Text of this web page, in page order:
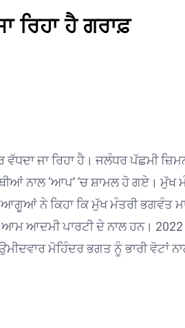
ਰਿਹਾ ਹੈ ਗਰਾਫ਼
ਜਾ ਰਿਹਾ ਹੈ। ਜਲੰਧਰ ਪੱਛਮੀ
ਨਾਲ ‘ਆਪ’ ’ਚ ਸ਼ਾਮਲ ਹੋ ਗਏ।
ਨੇ ਕਿਹਾ ਕਿ ਮੁੱਖ ਮੰਤਰੀ ਭਗਵੰਤ
ਆਦਮੀ ਪਾਰਟੀ ਦੇ ਨਾਲ ਹਨ।
ਮੋਹਿੰਦਰ ਭਗਤ ਨੂੰ ਭਾਰੀ ਵੋਟਾਂ